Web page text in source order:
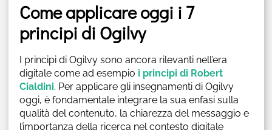
Come applicare oggi i 7
principi di Ogilvy
I principi di Ogilvy sono ancora rilevanti nell’era
digitale come ad esempio i principi di Robert
Cialdini. Per applicare gli insegnamenti di Ogilvy
oggi, è fondamentale integrare la sua enfasi sulla
qualità del contenuto, la chiarezza del messaggio e
l’importanza della ricerca nel contesto digitale